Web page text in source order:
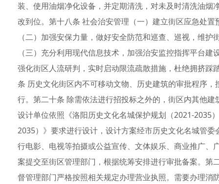
装、使用油烟净化设备，并定期清洗，对未及时清洗油
改到位。第十八条 社会治安管理（一）建立街区应急处
（二）加强安保力量，做好安全防范和巡查、巡视，维
（三）充分利用现代信息技术，加强治安监控指挥平台
强化街区人流研判，实时启动限流疏散措施，杜绝拥挤
条 历史文化街区内不可移动文物、历史建筑的审批程序
行。第二十条 除需依法进行招投标之外的，街区内其他
设计单位依照《洛阳历史文化名城保护规划（2021-2035
2035）》要求进行设计，设计方案经市历史文化名城管
行电影、电视等拍摄或公益宣传、文体娱乐、商业推广
案提交至街区管理部门，根据统筹安排进行审批备案。
督管理部门严格按照相关规定办理营业执照。需要办理